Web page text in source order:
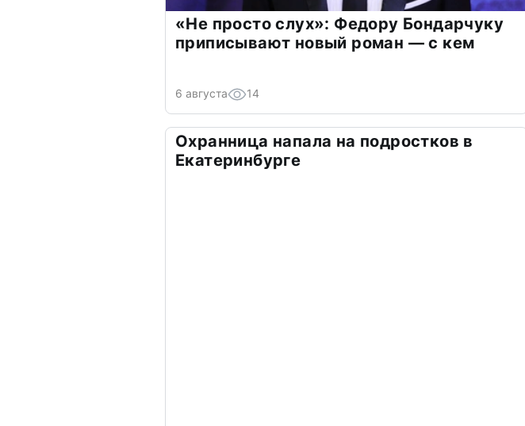
«Не просто слух»: Федору Бондарчуку
приписывают новый роман — с кем
6 августа 14
Охранница напала на подростков в
Екатеринбурге